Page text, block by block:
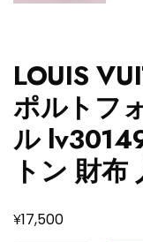
LOUIS
ポルトフ
ル
トン 財布
¥17,500